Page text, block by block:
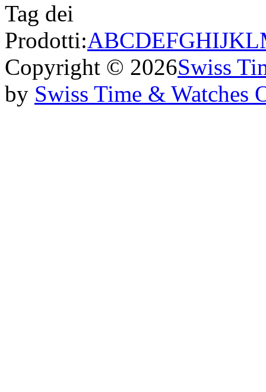
Tag dei
Prodotti:ABCDEFGHIJKL
Copyright © 2026Swiss
by Swiss Time & Watches